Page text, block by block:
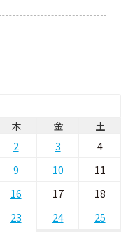
木 金 土
2 3
4
9 10
11
16 17
18
23 24
25